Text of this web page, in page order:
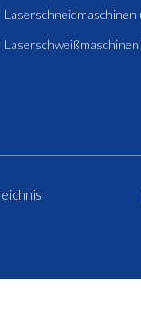
Laserschneidmaschinen